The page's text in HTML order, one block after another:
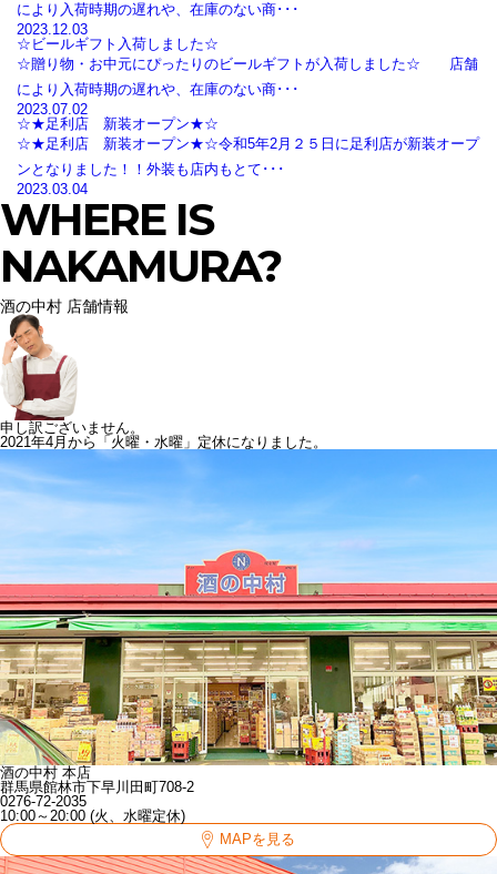
により入荷時期の遅れや、在庫のない商･･･
2023.12.03
☆ビールギフト入荷しました☆
☆贈り物・お中元にぴったりのビールギフトが入荷しました☆ 店舗
により入荷時期の遅れや、在庫のない商･･･
2023.07.02
☆★足利店 新装オープン★☆
☆★足利店 新装オープン★☆令和5年2月２５日に足利店が新装オープ
ンとなりました！！外装も店内もとて･･･
2023.03.04
WHERE IS
NAKAMURA?
酒の中村 店舗情報
申し訳ございません。
2021年4月から「火曜・水曜」定休になりました。
酒の中村 本店
群馬県館林市下早川田町708-2
0276-72-2035
10:00～20:00 (火、水曜定休)
MAPを見る